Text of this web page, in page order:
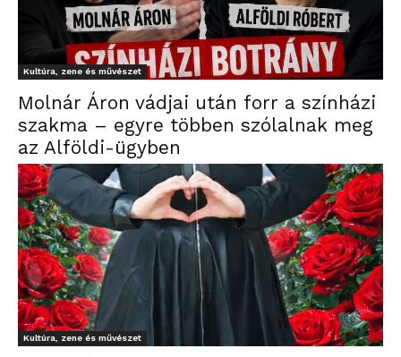
Kultúra, zene és művészet
Molnár Áron vádjai után forr a színházi
szakma – egyre többen szólalnak meg
az Alföldi-ügyben
Kultúra, zene és művészet